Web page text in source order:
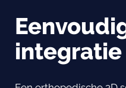
integratie